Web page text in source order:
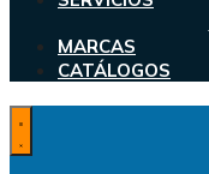
MARCAS
CATÁLOGOS